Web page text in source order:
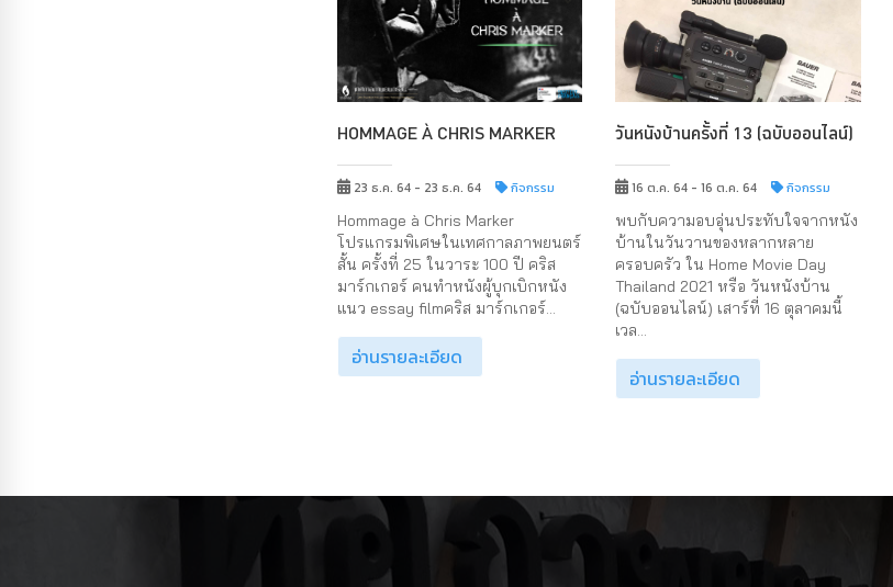
HOMMAGE À CHRIS MARKER
23 ธ.ค. 64 - 23 ธ.ค. 64 กิจกรรม
Hommage à Chris Marker
โปรแกรมพิเศษในเทศกาลภาพยนตร์
สั้น ครั้งที่ 25 ในวาระ 100 ปี คริส
มาร์กเกอร์ คนทำหนังผู้บุกเบิกหนัง
แนว essay filmคริส มาร์กเกอร์...
อ่านรายละเอียด
วันหนังบ้านครั้งที่ 13 (ฉบับออนไลน์)
16 ต.ค. 64 - 16 ต.ค. 64 กิจกรรม
พบกับความอบอุ่นประทับใจจากหนัง
บ้านในวันวานของหลากหลาย
ครอบครัว ใน Home Movie Day
Thailand 2021 หรือ วันหนังบ้าน
(ฉบับออนไลน์) เสาร์ที่ 16 ตุลาคมนี้
เวล...
อ่านรายละเอียด